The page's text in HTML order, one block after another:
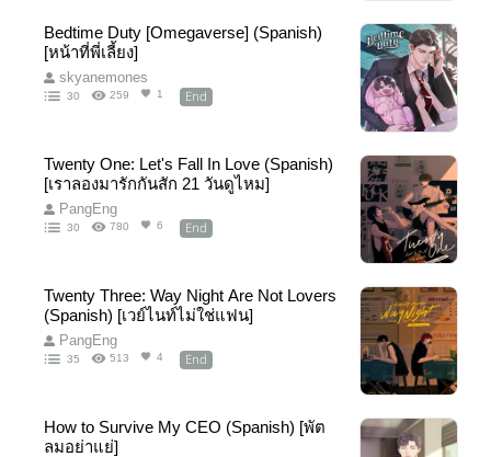
Bedtime Duty [Omegaverse] (Spanish)
[หน้าที่พี่เลี้ยง]
skyanemones
30 259 1 End
Twenty One: Let's Fall In Love (Spanish)
[เราลองมารักกันสัก 21 วันดูไหม]
PangEng
30 780 6 End
Twenty Three: Way Night Are Not Lovers
(Spanish) [เวย์ไนท์ไม่ใช่แฟน]
PangEng
35 513 4 End
How to Survive My CEO (Spanish) [พัต
ลมอย่าแย่]